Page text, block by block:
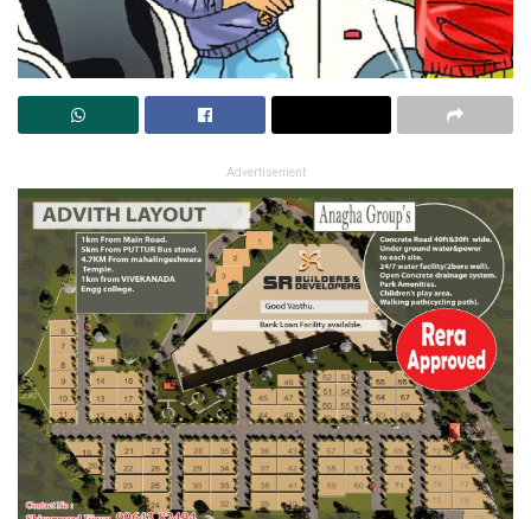
Advertisement